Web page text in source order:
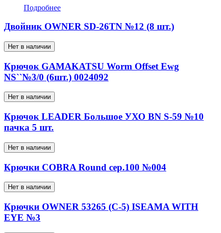
Подробнее
Двойник OWNER SD-26TN №12 (8 шт.)
Нет в наличии
Крючок GAMAKATSU Worm Offset Ewg
NS``№3/0 (6шт.) 0024092
Нет в наличии
Крючок LEADER Большое УХО BN S-59 №10
пачка 5 шт.
Нет в наличии
Крючки COBRA Round сер.100 №004
Нет в наличии
Крючки OWNER 53265 (C-5) ISEAMA WITH
EYE №3